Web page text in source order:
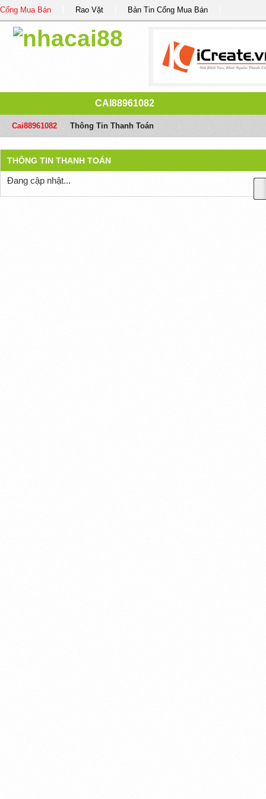
Cổng Mua Bán Rao Vặt Bản Tin Cổng Mua Bán
CAI88961082
Cai88961082 Thông Tin Thanh Toán
THÔNG TIN THANH TOÁN
Đang cập nhật...